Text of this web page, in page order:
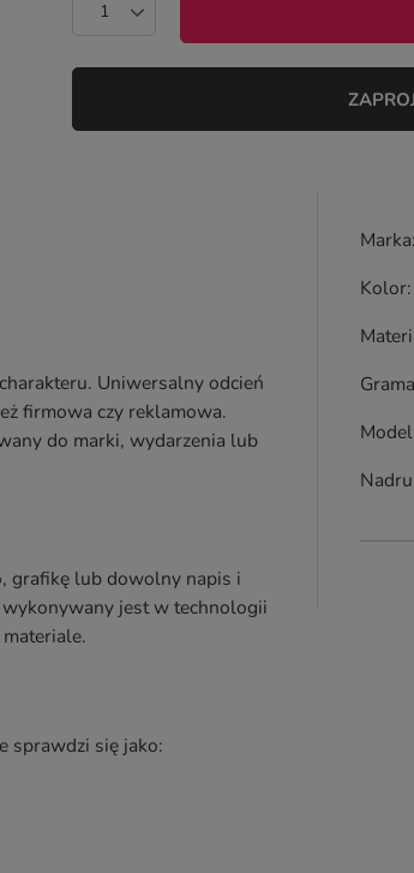
Uniwersalny odcień
firmowa czy reklamowa.
do marki, wydarzenia lub
grafikę lub dowolny napis i
jest w technologii
sprawdzi się jako:
Marka
Kolor
Model